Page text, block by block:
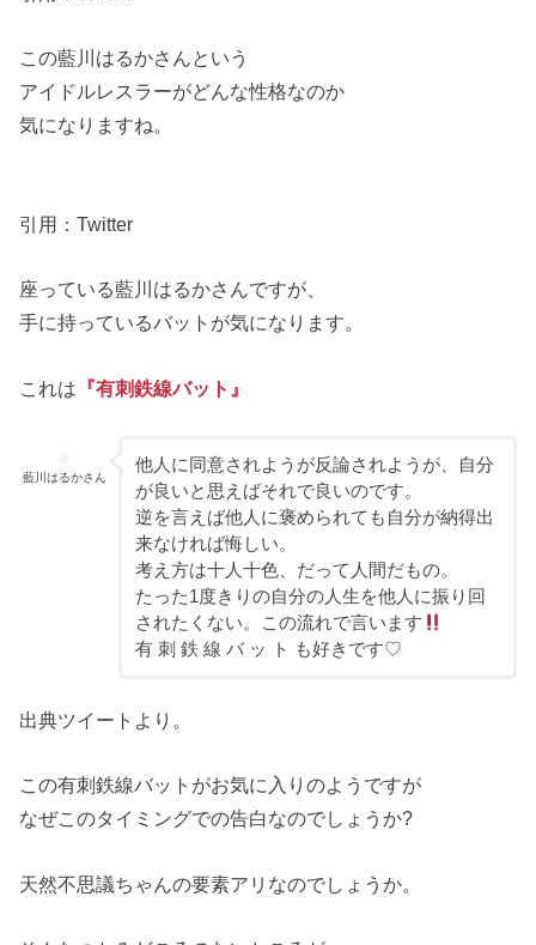
この藍川はるかさんという
アイドルレスラーがどんな性格なのか
気になりますね。
引用：Twitter
座っている藍川はるかさんですが、
手に持っているバットが気になります。
これは 『有刺鉄線バット』
藍川はるかさん
他人に同意されようが反論されようが、自分
が良いと思えばそれで良いのです。
逆を言えば他人に褒められても自分が納得出
来なければ悔しい。
考え方は十人十色、だって人間だもの。
たった1度きりの自分の人生を他人に振り回
されたくない。この流れで言います
有 刺 鉄 線 バ ッ ト も好きです♡
出典ツイートより。
この有刺鉄線バットがお気に入りのようですが
なぜこのタイミングでの告白なのでしょうか?
天然不思議ちゃんの要素アリなのでしょうか。